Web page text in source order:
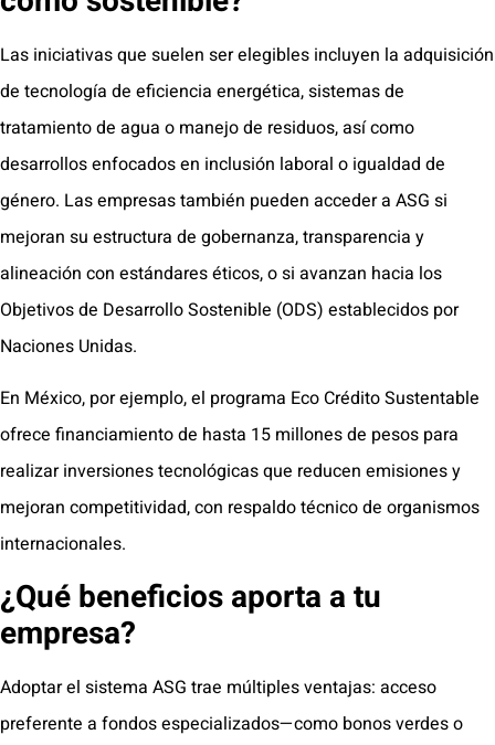
Las iniciativas que suelen ser elegibles incluyen la adquisición
de tecnología de eficiencia energética, sistemas de
tratamiento de agua o manejo de residuos, así como
desarrollos enfocados en inclusión laboral o igualdad de
género. Las empresas también pueden acceder a ASG si
mejoran su estructura de gobernanza, transparencia y
alineación con estándares éticos, o si avanzan hacia los
Objetivos de Desarrollo Sostenible (ODS) establecidos por
Naciones Unidas.
En México, por ejemplo, el programa Eco Crédito Sustentable
ofrece financiamiento de hasta 15 millones de pesos para
realizar inversiones tecnológicas que reducen emisiones y
mejoran competitividad, con respaldo técnico de organismos
internacionales.
¿Qué beneficios aporta a tu
empresa?
Adoptar el sistema ASG trae múltiples ventajas: acceso
preferente a fondos especializados—como bonos verdes o